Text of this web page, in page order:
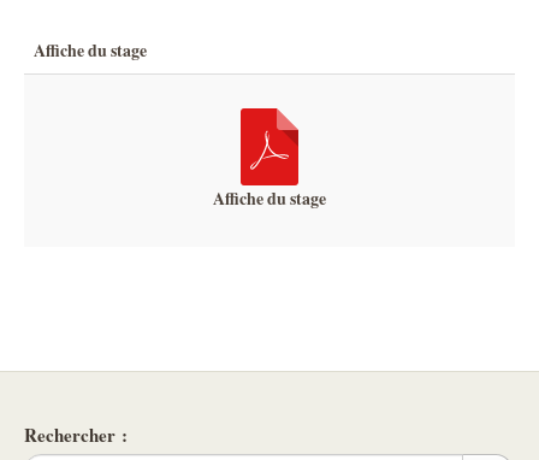
Affiche du stage
Affiche du stage
Rechercher :